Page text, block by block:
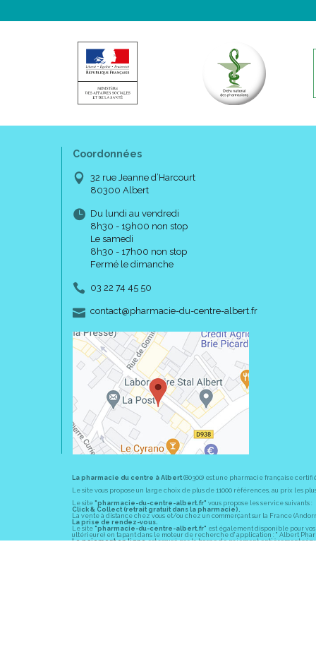
Coordonnées
32 rue Jeanne d’Harcourt
80300 Albert
Du lundi au vendredi
8h30 - 19h00 non stop
Le samedi
8h30 - 17h00 non stop
Fermé le dimanche
03 22 74 45 50
contact-
@-
pharmacie-du-centre-albert.fr
La pharmacie du centre à Albert(80300) est une pharmacie française
Le site vous propose un large choix de plus de 11000 références, au prix les
Le site "pharmacie-du-centre-albert.fr" vous propose les service suivants :
Click & Collect (retrait gratuit dans la pharmacie).
La vente à distance chez vous et/ou chez un commerçant sur la France
La prise de rendez-vous.
Le site "pharmacie-du-centre-albert.fr" est également disponible pour vos
ultérieure) en tapant dans le moteur de recherche d' application : " Albert
Le paiement en ligneest assuré par la borne de paiement entièrement